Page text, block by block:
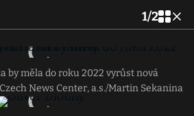
1/2
by měla do roku 2022 vyrůst nová
News Center, a.s./Martin Sekanina